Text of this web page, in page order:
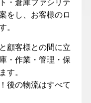
・倉庫ファシリテ
をし、 お客様のロ
。
顧客様との間に立
・作業・管理・保
す。
後の物流はすべて